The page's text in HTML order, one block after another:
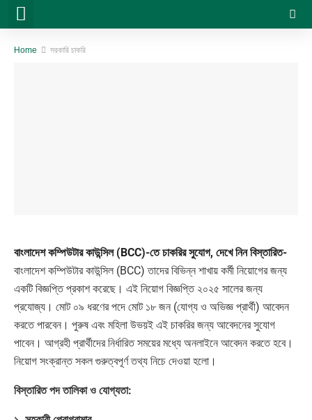
Home সরকারি চাকরি
বাংলাদেশ কম্পিউটার কাউন্সিল (BCC)-তে চাকরির সুযোগ, দেখে নিন বিস্তারিত-
বাংলাদেশ কম্পিউটার কাউন্সিল (BCC) তাদের বিভিন্ন শাখায় কর্মী নিয়োগের জন্য
একটি বিজ্ঞপ্তি প্রকাশ করেছে। এই নিয়োগ বিজ্ঞপ্তি ২০২৫ সালের জন্য
প্রযোজ্য। মোট ০৯ ধরণের পদে মোট ১৮ জন (যোগ্য ও অভিজ্ঞ প্রার্থী) আবেদন
করতে পারবেন। পুরুষ এবং মহিলা উভয়ই এই চাকরির জন্য আবেদনের সুযোগ
পাবেন। আগ্রহী প্রার্থীদের নির্ধারিত সময়ের মধ্যে অনলাইনে আবেদন করতে হবে।
নিয়োগ সংক্রান্ত সকল গুরুত্বপূর্ণ তথ্য নিচে দেওয়া হলো।
বিস্তারিত পদ তালিকা ও যোগ্যতা: